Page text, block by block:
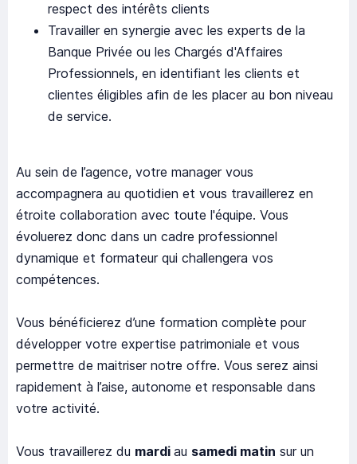
respect des intérêts clients
Travailler en synergie avec les experts de la
Banque Privée ou les Chargés d'Affaires
Professionnels, en identifiant les clients et
clientes éligibles afin de les placer au bon niveau
de service.
Au sein de l’agence, votre manager vous
accompagnera au quotidien et vous travaillerez en
étroite collaboration avec toute l'équipe. Vous
évoluerez donc dans un cadre professionnel
dynamique et formateur qui challengera vos
compétences.
Vous bénéficierez d’une formation complète pour
développer votre expertise patrimoniale et vous
permettre de maitriser notre offre. Vous serez ainsi
rapidement à l’aise, autonome et responsable dans
votre activité.
Vous travaillerez du mardi au samedi matin sur un